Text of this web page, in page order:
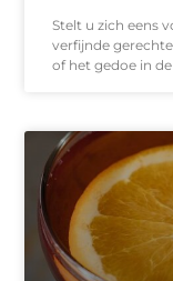
Stelt u zich eens
verfijnde
of het gedoe in